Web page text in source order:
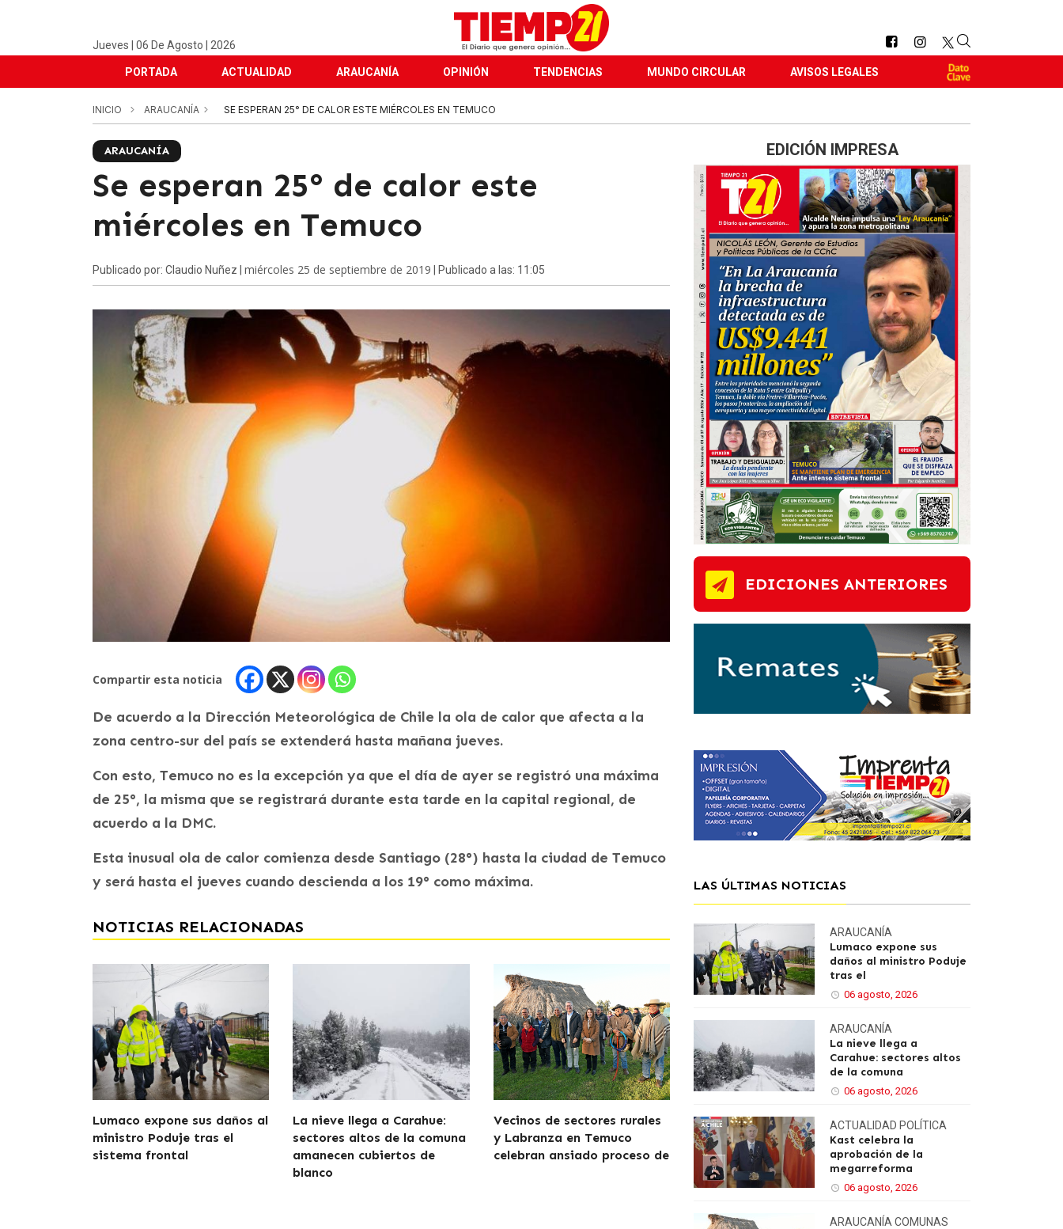
Jueves | 06 De Agosto | 2026
PORTADA ACTUALIDAD ARAUCANÍA OPINIÓN TENDENCIAS MUNDO CIRCULAR AVISOS LEGALES
INICIO ARAUCANÍA SE ESPERAN 25° DE CALOR ESTE MIÉRCOLES EN TEMUCO
ARAUCANÍA
Se esperan 25° de calor este
miércoles en Temuco
Publicado por: Claudio Nuñez | miércoles 25 de septiembre de 2019 | Publicado a las: 11:05
Compartir esta noticia
De acuerdo a la Dirección Meteorológica de Chile la ola de calor que afecta a la
zona centro-sur del país se extenderá hasta mañana jueves.
Con esto, Temuco no es la excepción ya que el día de ayer se registró una máxima
de 25°, la misma que se registrará durante esta tarde en la capital regional, de
acuerdo a la DMC.
Esta inusual ola de calor comienza desde Santiago (28°) hasta la ciudad de Temuco
y será hasta el jueves cuando descienda a los 19° como máxima.
NOTICIAS RELACIONADAS
Lumaco expone sus daños al
ministro Poduje tras el
sistema frontal
La nieve llega a Carahue:
sectores altos de la comuna
amanecen cubiertos de
blanco
Vecinos de sectores rurales
y Labranza en Temuco
celebran ansiado proceso de
EDICIÓN IMPRESA
EDICIONES ANTERIORES
LAS ÚLTIMAS NOTICIAS
ARAUCANÍA
Lumaco expone sus
daños al ministro Poduje
tras el
06 agosto, 2026
ARAUCANÍA
La nieve llega a
Carahue: sectores altos
de la comuna
06 agosto, 2026
ACTUALIDAD POLÍTICA
Kast celebra la
aprobación de la
megarreforma
06 agosto, 2026
ARAUCANÍA COMUNAS